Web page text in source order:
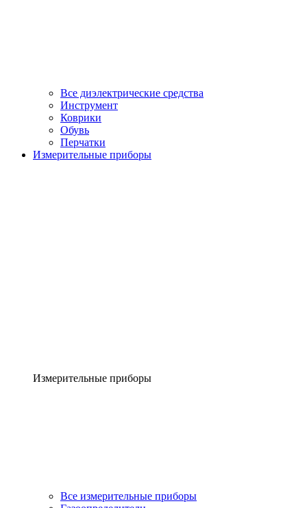
Все диэлектрические средства
Инструмент
Коврики
Обувь
Перчатки
Измерительные приборы
Измерительные приборы
Все измерительные приборы